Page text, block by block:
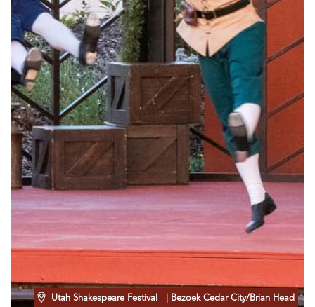
Utah Shakespeare Festival | Bezoek Cedar City/Brian Head